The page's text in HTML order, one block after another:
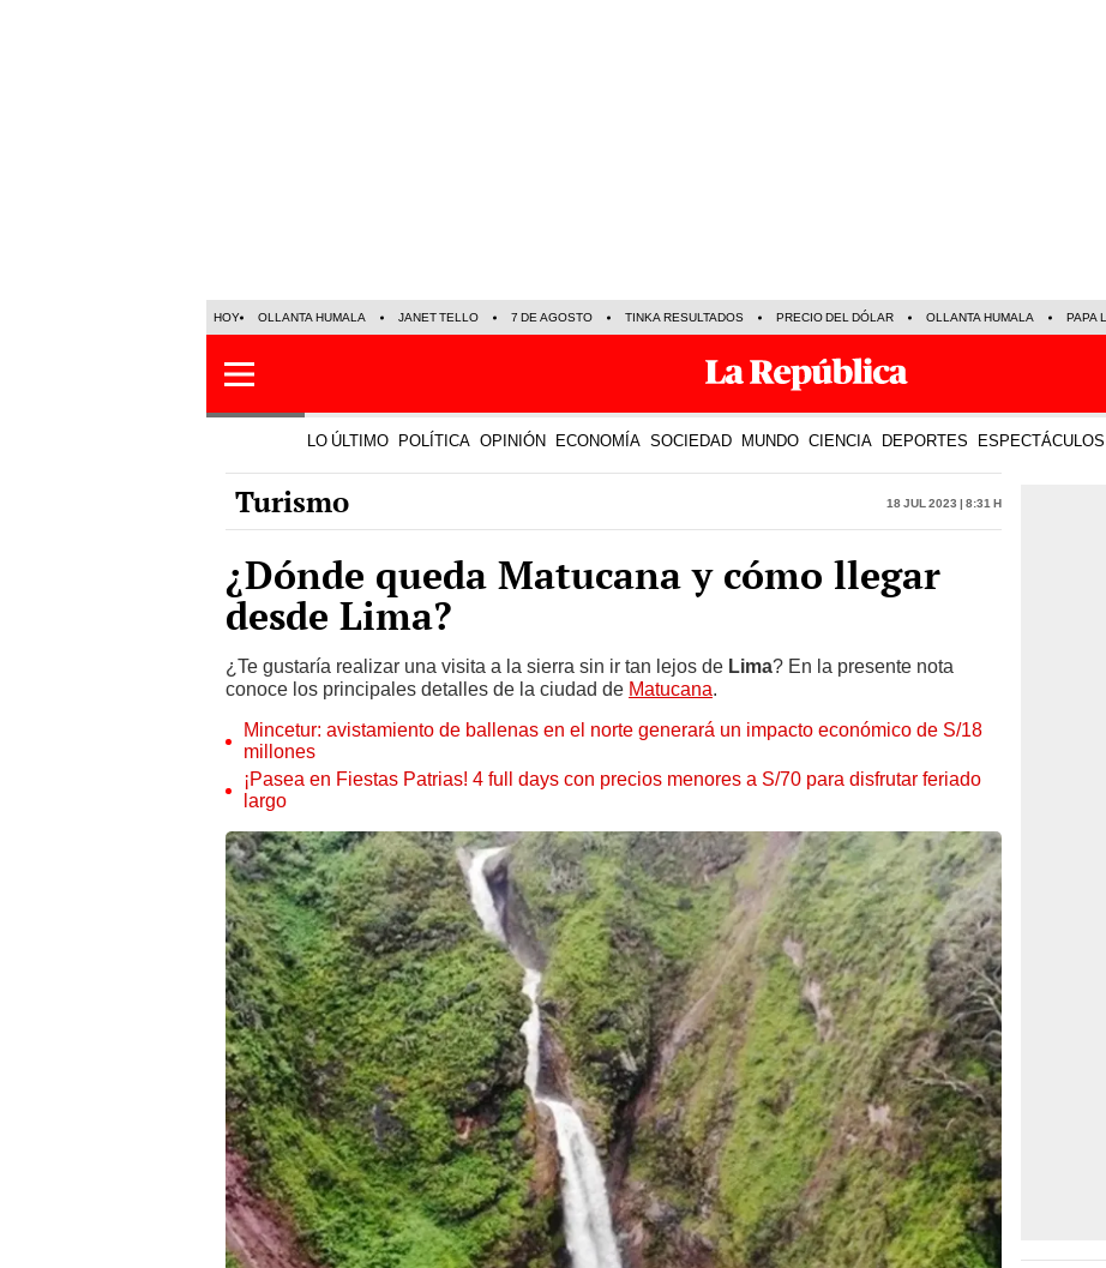
HOY OLLANTA HUMALA JANET TELLO 7 DE AGOSTO TINKA RESULTADOS PRECIO DEL DÓLAR OLLANTA HUMALA PAPA
LO ÚLTIMO POLÍTICA OPINIÓN ECONOMÍA SOCIEDAD MUNDO CIENCIA DEPORTES ESPECTÁCULOS
Turismo 18 Jul 2023 | 8:31 h
¿Dónde queda Matucana y cómo llegar
desde Lima?
¿Te gustaría realizar una visita a la sierra sin ir tan lejos de Lima? En la presente nota
conoce los principales detalles de la ciudad de Matucana.
Mincetur: avistamiento de ballenas en el norte generará un impacto económico de S/18
millones
¡Pasea en Fiestas Patrias! 4 full days con precios menores a S/70 para disfrutar feriado
largo